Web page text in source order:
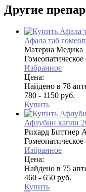
Другие
Афала таб
Материа
Гомеопатическое
Избранное
Цена:
Найдено в 78
780 - 1150 руб.
Купить
Афлубин капли
Рихард Биттнер
Гомеопатическое
Избранное
Цена:
Найдено в 75
460 - 650 руб.
Купить